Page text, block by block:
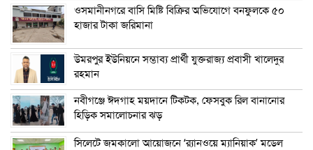
ওসমানীনগরে বাসি মিষ্টি বিক্রির অভিযোগে বনফুলকে ৫০
হাজার টাকা জরিমানা
উমরপুর ইউনিয়নে সম্ভাব্য প্রার্থী যুক্তরাজ্য প্রবাসী খালেদুর
রহমান
নবীগঞ্জে ঈদগাহ ময়দানে টিকটক, ফেসবুক রিল বানানোর
হিড়িক সমালোচনার ঝড়
সিলেটে জমকালো আয়োজনে ‘র‍্যানওয়ে ম্যানিয়াক’ মডেল